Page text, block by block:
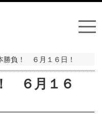
勝負！ ６月１６日！
６月１６